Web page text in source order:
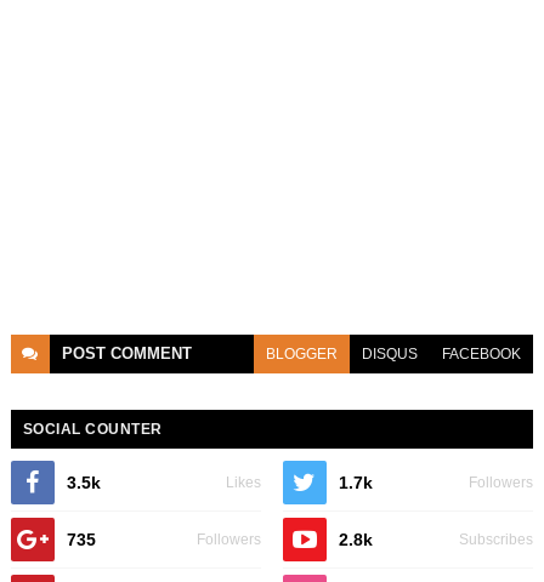
POST COMMENT BLOGGER DISQUS FACEBOOK
SOCIAL COUNTER
3.5k Likes 1.7k Followers
735 Followers 2.8k Subscribes